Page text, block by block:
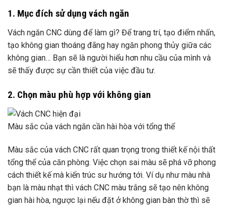
1. Mục đích sử dụng vách ngăn
Vách ngăn CNC dùng để làm gì? Để trang trí, tạo điểm nhấn,
tạo không gian thoáng đãng hay ngăn phong thủy giữa các
không gian… Bạn sẽ là người hiểu hơn nhu cầu của mình và
sẽ thấy được sự cần thiết của việc đầu tư.
2. Chọn màu phù hợp với không gian
Màu sắc của vách ngăn cần hài hòa với tổng thể
Màu sắc của vách CNC rất quan trọng trong thiết kế nội thất
tổng thể của căn phòng. Việc chọn sai màu sẽ phá vỡ phong
cách thiết kế mà kiến ​​trúc sư hướng tới. Ví dụ như màu nhà
bạn là màu nhạt thì vách CNC màu trắng sẽ tạo nên không
gian hài hòa, ngược lại nếu đặt ở không gian bàn thờ thì sẽ